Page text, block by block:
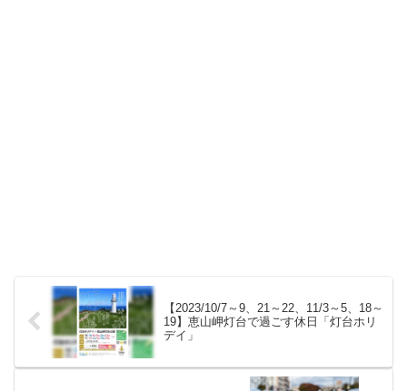
【2023/10/7～9、21～22、11/3～5、18～
19】恵山岬灯台で過ごす休日「灯台ホリ
デイ」